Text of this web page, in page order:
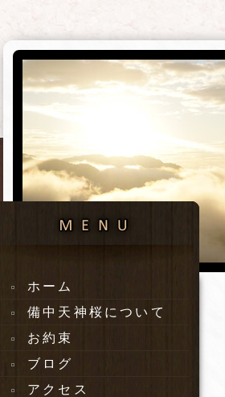
ホーム
備中天神桜について
お約束
ブログ
アクセス